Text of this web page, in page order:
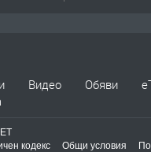
Давам Заведение Под
Видео Обяви
кодекс Общи условия